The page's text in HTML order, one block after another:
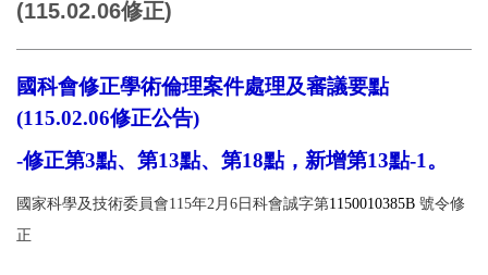
(115.02.06修正)
國科會修正學術倫理案件處理及審議要點
(115.02.06修正公告)
-修正第3點、第13點、第18點，新增第13點-1。
國家科學及技術委員會115年2月6日科會誠字第1150010385B 號令修
正